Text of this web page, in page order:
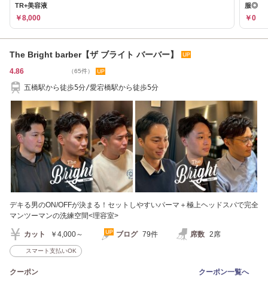
TR+美容液
￥8,000
服◎
￥0
The Bright barber【ザ ブライト バーバー】
4.86 （65件）
五橋駅から徒歩5分/愛宕橋駅から徒歩5分
デキる男のON/OFFが決まる！セットしやすいパーマ＋極上ヘッドスパで完全
マンツーマンの洗練空間<理容室>
カット ￥4,000～ ブログ 79件 席数 2席
スマート支払いOK
クーポン クーポン一覧へ